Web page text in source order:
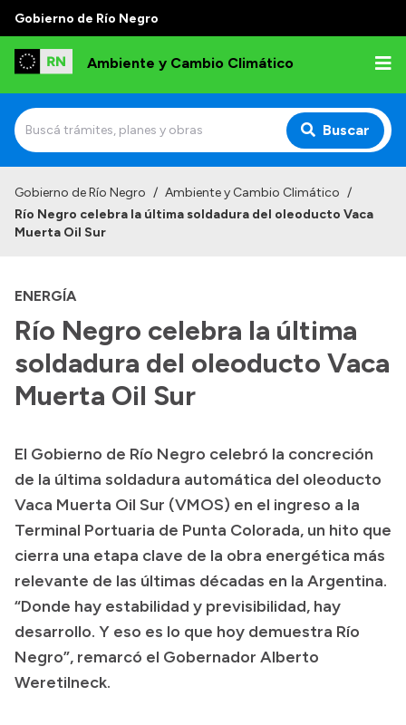
Gobierno de Río Negro
Ambiente y Cambio Climático
Buscar
Institucional
Delegaciones
Autoridades
Normativa
Presupuesto
Boletín Oficial
Compras y licitaciones
Consulta de expedientes
Consulta de pago a proveedores
Convocatorias
Login
Gobierno de Río Negro / Ambiente y Cambio Climático /
Río Negro celebra la última soldadura del oleoducto Vaca
Muerta Oil Sur
ENERGÍA
Río Negro celebra la última
soldadura del oleoducto Vaca
Muerta Oil Sur
El Gobierno de Río Negro celebró la concreción
de la última soldadura automática del oleoducto
Vaca Muerta Oil Sur (VMOS) en el ingreso a la
Terminal Portuaria de Punta Colorada, un hito que
cierra una etapa clave de la obra energética más
relevante de las últimas décadas en la Argentina.
“Donde hay estabilidad y previsibilidad, hay
desarrollo. Y eso es lo que hoy demuestra Río
Negro”, remarcó el Gobernador Alberto
Weretilneck.